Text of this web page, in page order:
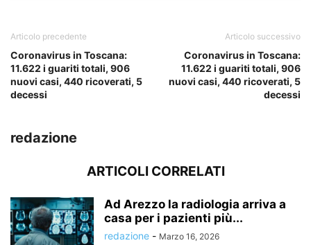
Articolo precedente
Coronavirus in Toscana:
11.622 i guariti totali, 906
nuovi casi, 440 ricoverati, 5
decessi
Articolo successivo
Coronavirus in Toscana:
11.622 i guariti totali, 906
nuovi casi, 440 ricoverati, 5
decessi
redazione
ARTICOLI CORRELATI
Ad Arezzo la radiologia arriva a
casa per i pazienti più...
redazione - Marzo 16, 2026